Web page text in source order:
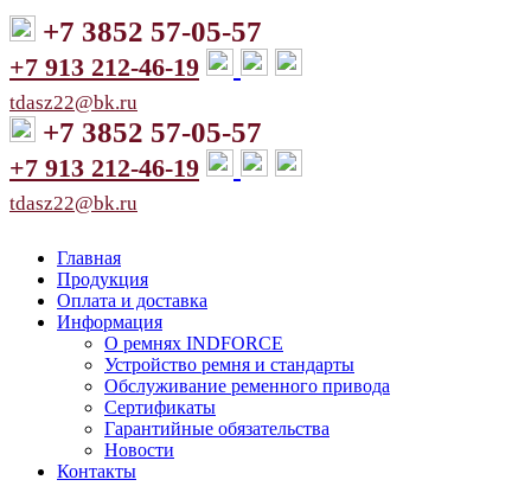
+7 3852 57-05-57
+7 913 212-46-19
tdasz22@bk.ru
+7 3852 57-05-57
+7 913 212-46-19
tdasz22@bk.ru
Главная
Продукция
Оплата и доставка
Информация
О ремнях INDFORCE
Устройство ремня и стандарты
Обслуживание ременного привода
Сертификаты
Гарантийные обязательства
Новости
Контакты